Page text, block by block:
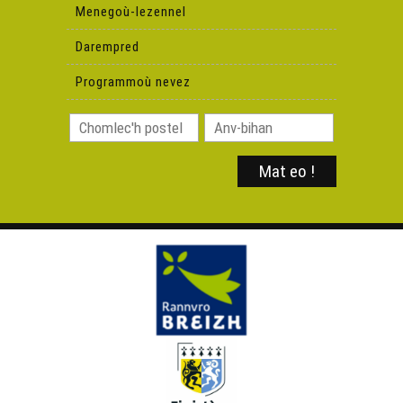
(Deiziataer Brezhoweb)
Glepachoù an deiziataer 2022
Petra 'zo nevez e brezhoneg e miz Genver 2023 ?
(Deiziataer Brezhoweb)
Petra 'zo nevez e brezhoneg e miz C'hwevrer 2023
Petra 'zo nevez e brezhoneg e miz Meurzh 2023
Petra 'zo nevez e brezhoneg e miz Ebrel 2023 ?
Petra 'zo nevez e brezhoneg evit gouel Sant Erwan ?
Menegoù-lezennel
Darempred
Programmoù nevez